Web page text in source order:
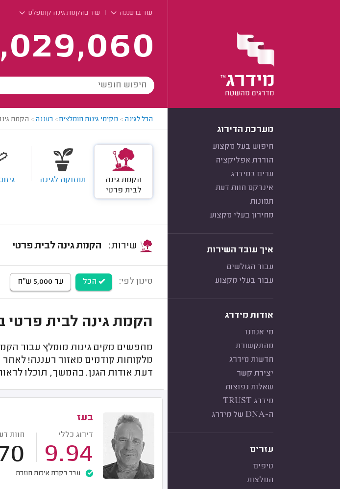
עוד ברעננה עוד בהקמת גינה קומפלט
מערכת הדירוג
חיפוש בעל מקצוע
הורדת אפליקציה
ערים במידרג
אינדקס חוות דעת
תמונות
מחירון בעלי מקצוע
איך עובד השירות
עבור הגולשים
עבור בעלי מקצוע
אודות מידרג
מי אנחנו
מהתקשורת
חדשות מידרג
יצירת קשר
שאלות נפוצות
מידרג TRUST
ה-DNA של מידרג
עזרים
טיפים
המלצות
הכל לגינה > מקימי גינות מומלצים> רעננה > הקמת
הקמת גינה
לבית פרטי
תחזוקה לגינה
הקמת גינה לבית פרטי
סינון לפי: הכל עד 5,000 ש"ח
הקמת גינה לבית פרטי
מחפשים מקים גינות מומלץ עבור
מלקוחות קודמים מאזור רעננה! לאחר
דעת אודות הגנן. בהמשך, תוכלו
בעז
דירוג כללי
9.94
חוות
עבר בקרת איכות חוזרת